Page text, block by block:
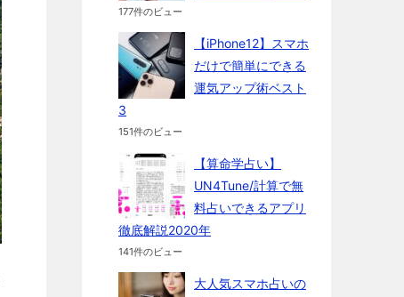
177件のビュー
【iPhone12】スマホ
だけで簡単にできる
運気アップ術ベスト
3
151件のビュー
【算命学占い】
UN4Tune/計算で無
料占いできるアプリ
徹底解説2020年
141件のビュー
大人気スマホ占いの